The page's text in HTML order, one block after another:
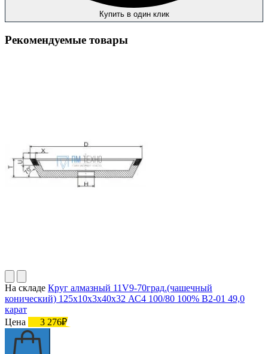
Купить в один клик
Рекомендуемые товары
На складе Круг алмазный 11V9-70град.(чашечный
конический) 125х10х3х40х32 АС4 100/80 100% В2-01 49,0
карат
Цена
3 276₽